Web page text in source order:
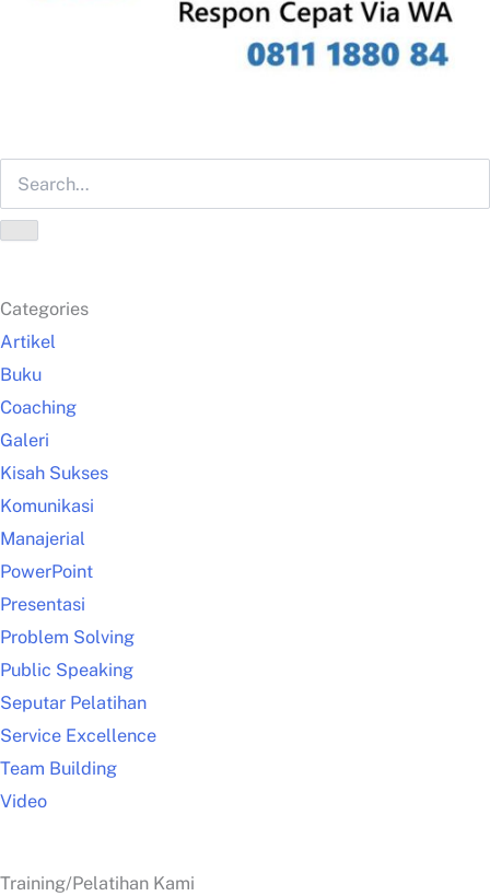
Categories
Artikel
Buku
Coaching
Galeri
Kisah Sukses
Komunikasi
Manajerial
PowerPoint
Presentasi
Problem Solving
Public Speaking
Seputar Pelatihan
Service Excellence
Team Building
Video
Training/Pelatihan Kami